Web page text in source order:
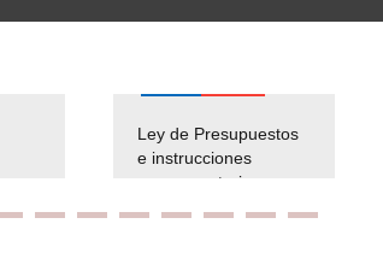
Ley de Presupuestos
e instrucciones
presuspuetarias